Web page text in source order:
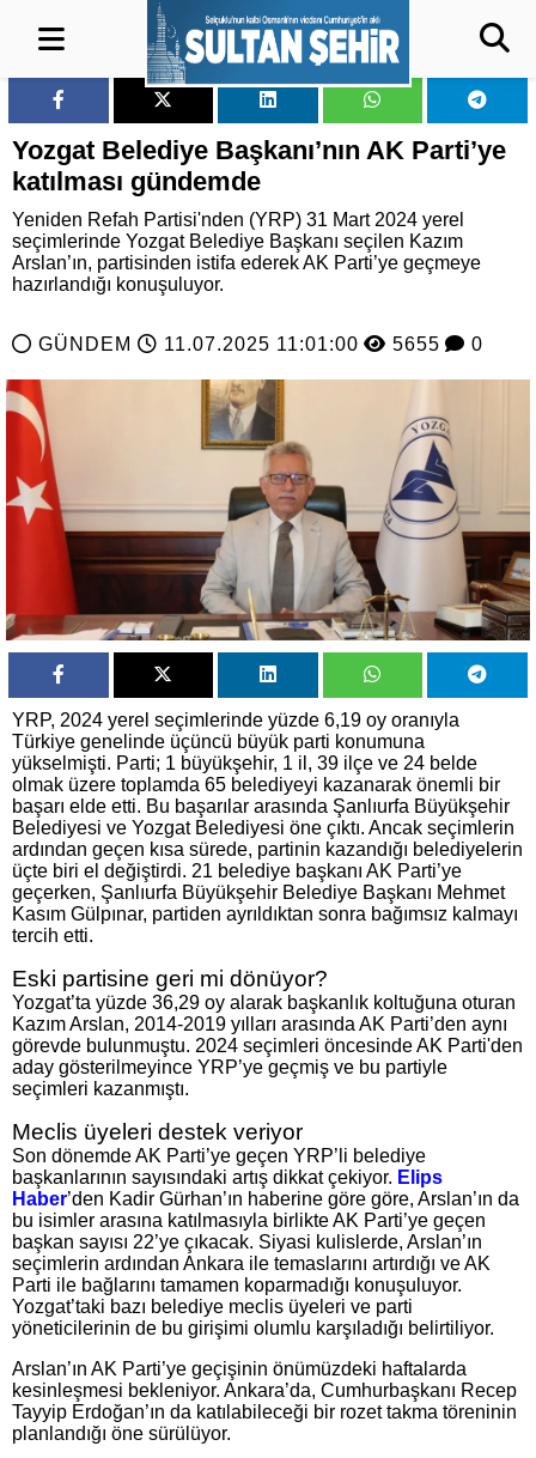
Yozgat Belediye Başkanı’nın AK Parti’ye
katılması gündemde
Yeniden Refah Partisi'nden (YRP) 31 Mart 2024 yerel
seçimlerinde Yozgat Belediye Başkanı seçilen Kazım
Arslan’ın, partisinden istifa ederek AK Parti’ye geçmeye
hazırlandığı konuşuluyor.
GÜNDEM 11.07.2025 11:01:00 5655 0
YRP, 2024 yerel seçimlerinde yüzde 6,19 oy oranıyla
Türkiye genelinde üçüncü büyük parti konumuna
yükselmişti. Parti; 1 büyükşehir, 1 il, 39 ilçe ve 24 belde
olmak üzere toplamda 65 belediyeyi kazanarak önemli bir
başarı elde etti. Bu başarılar arasında Şanlıurfa Büyükşehir
Belediyesi ve Yozgat Belediyesi öne çıktı. Ancak seçimlerin
ardından geçen kısa sürede, partinin kazandığı belediyelerin
üçte biri el değiştirdi. 21 belediye başkanı AK Parti’ye
geçerken, Şanlıurfa Büyükşehir Belediye Başkanı Mehmet
Kasım Gülpınar, partiden ayrıldıktan sonra bağımsız kalmayı
tercih etti.
Eski partisine geri mi dönüyor?
Yozgat’ta yüzde 36,29 oy alarak başkanlık koltuğuna oturan
Kazım Arslan, 2014-2019 yılları arasında AK Parti’den aynı
görevde bulunmuştu. 2024 seçimleri öncesinde AK Parti'den
aday gösterilmeyince YRP’ye geçmiş ve bu partiyle
seçimleri kazanmıştı.
Meclis üyeleri destek veriyor
Son dönemde AK Parti’ye geçen YRP’li belediye
başkanlarının sayısındaki artış dikkat çekiyor. Elips
Haber’den Kadir Gürhan’ın haberine göre göre, Arslan’ın da
bu isimler arasına katılmasıyla birlikte AK Parti’ye geçen
başkan sayısı 22’ye çıkacak. Siyasi kulislerde, Arslan’ın
seçimlerin ardından Ankara ile temaslarını artırdığı ve AK
Parti ile bağlarını tamamen koparmadığı konuşuluyor.
Yozgat’taki bazı belediye meclis üyeleri ve parti
yöneticilerinin de bu girişimi olumlu karşıladığı belirtiliyor.
Arslan’ın AK Parti’ye geçişinin önümüzdeki haftalarda
kesinleşmesi bekleniyor. Ankara’da, Cumhurbaşkanı Recep
Tayyip Erdoğan’ın da katılabileceği bir rozet takma töreninin
planlandığı öne sürülüyor.